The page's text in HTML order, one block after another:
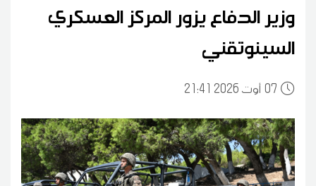
وزير الدفاع يزور المركز العسكري
السينوتقني
0721:41 2026 أوت